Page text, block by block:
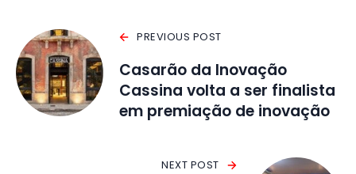
PREVIOUS POST
Casarão da Inovação
Cassina volta a ser finalista
em premiação de inovação
NEXT POST